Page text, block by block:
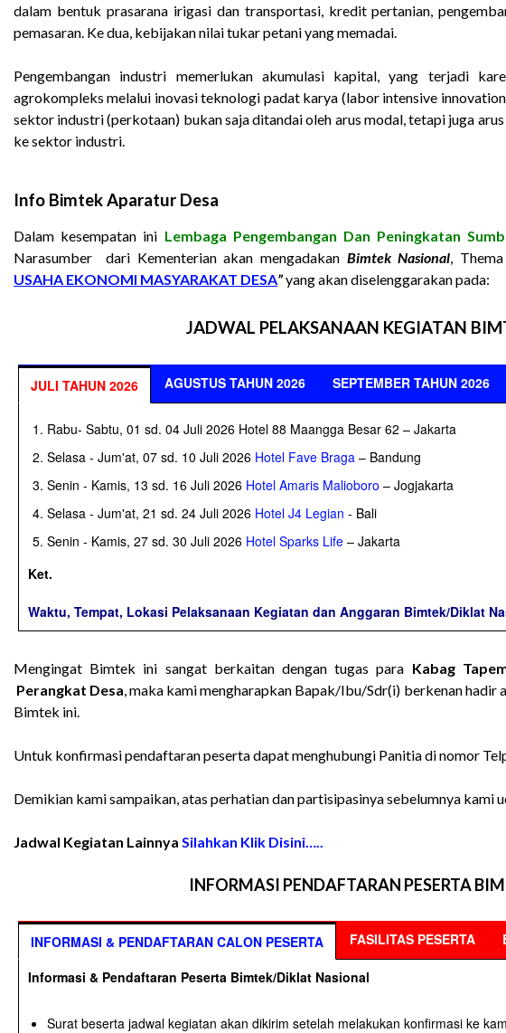
dalam bentuk prasarana irigasi dan transportasi, kredit pertanian,
pemasaran. Ke dua, kebijakan nilai tukar petani yang memadai.
Pengembangan industri memerlukan akumulasi kapital, yang terjadi
agrokompleks melalui inovasi teknologi padat karya (labor intensive
sektor industri (perkotaan) bukan saja ditandai oleh arus modal, tetapi juga
ke sektor industri.
Info Bimtek Aparatur Desa
Dalam kesempatan ini Lembaga Pengembangan Dan Peningkatan
Narasumber dari Kementerian akan mengadakan Bimtek Nasional ,
USAHA EKONOMI MASYARAKAT DESA”yang akan diselenggarakan pada:
JADWAL PELAKSANAAN KEGIATAN
JULI TAHUN 2026 AGUSTUS TAHUN 2026 SEPTEMBER TAHUN 2026
Rabu- Sabtu, 01 sd. 04 Juli 2026 Hotel 88 Maangga Besar 62 – Jakarta
Selasa - Jum'at, 07 sd. 10 Juli 2026 Hotel Fave Braga – Bandung
Senin - Kamis, 13 sd. 16 Juli 2026 Hotel Amaris Malioboro – Jogjakarta
Selasa - Jum'at, 21 sd. 24 Juli 2026 Hotel J4 Legian - Bali
Senin - Kamis, 27 sd. 30 Juli 2026 Hotel Sparks Life – Jakarta
Ket.
Waktu, Tempat, Lokasi Pelaksanaan Kegiatan dan Anggaran Bimtek/Diklat
Mengingat Bimtek ini sangat berkaitan dengan tugas para Kabag
Perangkat Desa , maka kami mengharapkan Bapak/Ibu/Sdr(i) berkenan hadir
Bimtek ini.
Untuk konfirmasi pendaftaran peserta dapat menghubungi Panitia di nomor
Demikian kami sampaikan, atas perhatian dan partisipasinya sebelumnya kami
Jadwal Kegiatan Lainnya Silahkan Klik Disini…..
INFORMASI PENDAFTARAN PESERTA
INFORMASI & PENDAFTARAN CALON PESERTA FASILITAS PESERTA
Informasi & Pendaftaran Peserta Bimtek/Diklat Nasional
Surat beserta jadwal kegiatan akan dikirim setelah melakukan konfirmasi ke